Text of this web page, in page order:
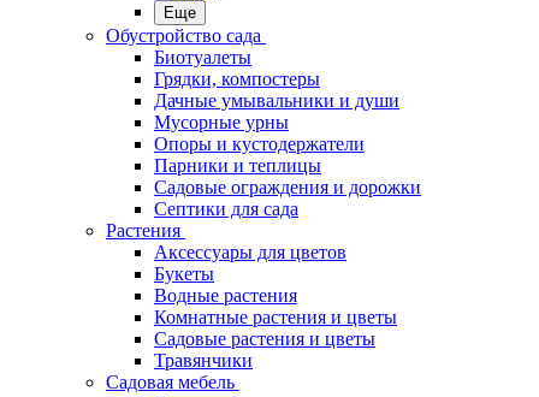
Еще
Обустройство сада
Биотуалеты
Грядки, компостеры
Дачные умывальники и души
Мусорные урны
Опоры и кустодержатели
Парники и теплицы
Садовые ограждения и дорожки
Септики для сада
Растения
Аксессуары для цветов
Букеты
Водные растения
Комнатные растения и цветы
Садовые растения и цветы
Травянчики
Садовая мебель